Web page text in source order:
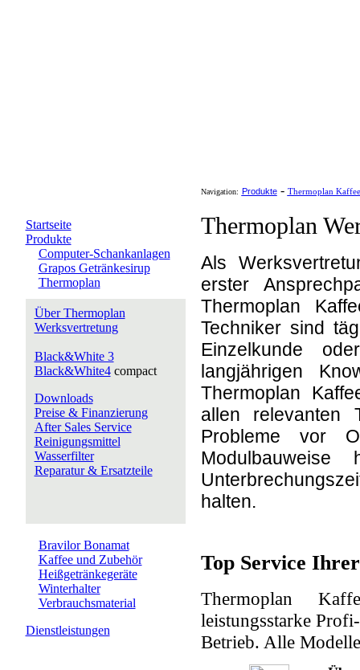
Startseite
Produkte
Computer-Schankanlagen
Grapos Getränkesirup
Thermoplan
Über Thermoplan
Werksvertretung
Black&White 3
Black&White4compact
Downloads
Preise & Finanzierung
After Sales Service
Reinigungsmittel
Wasserfilter
Reparatur & Ersatzteile
Bravilor Bonamat
Kaffee und Zubehör
Heißgetränkegeräte
Winterhalter
Verbrauchsmaterial
Dienstleistungen
Navigation: Produkte- Thermoplan
Thermoplan
Als
erster
Thermoplan
Techniker sind
Einzelkunde
langjährigen
Thermoplan
allen relevanten
Probleme vor
halten.
Top Service
Thermoplan
leistungsstarke
Betrieb. Alle